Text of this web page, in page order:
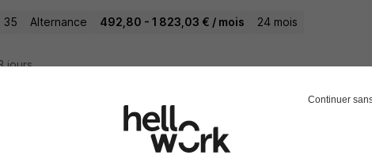
35 Alternance 492,80 - 1 823,03 € / mois 24 mois
jours
Continuer